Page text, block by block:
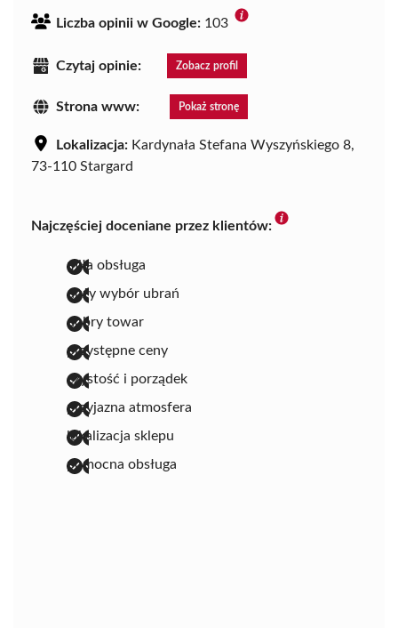
Liczba opinii w Google: 103
Czytaj opinie: Zobacz profil
Strona www: Pokaż stronę
Lokalizacja: Kardynała Stefana Wyszyńskiego 8,
73-110 Stargard
Najczęściej doceniane przez klientów:
miła obsługa
duży wybór ubrań
dobry towar
przystępne ceny
czystość i porządek
przyjazna atmosfera
lokalizacja sklepu
pomocna obsługa